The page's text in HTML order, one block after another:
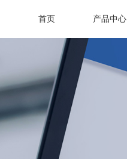
首页 产品中心